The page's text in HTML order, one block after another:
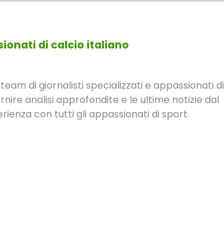
di calcio italiano
di giornalisti specializzati e appassionati di
analisi approfondite e le ultime notizie dal
con tutti gli appassionati di sport.